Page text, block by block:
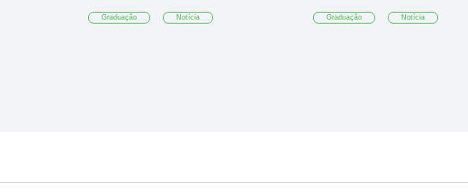
Graduação Notícia Graduação Notícia